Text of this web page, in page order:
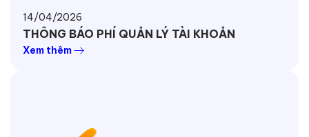
14/04/2026
THÔNG BÁO PHÍ QUẢN LÝ TÀI KHOẢN
Xem thêm